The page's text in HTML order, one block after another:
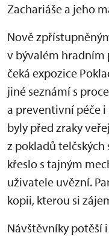
Zachariáše a jeho
Nově
v bývalém hradním
čeká expozice
jiné seznámí s
a preventivní péče
byly před zraky
z pokladů
křeslo s tajným
uživatele uvězní.
kopii, kterou si
Návštěvníky potěší